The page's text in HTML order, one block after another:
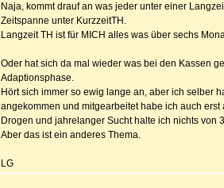
Naja, kommt drauf an was jeder unter einer
Zeitspanne unter KurzzeitTH.
Langzeit TH ist für MICH alles was über sechs
Oder hat sich da mal wieder was bei den Kassen
Adaptionsphase.
Hört sich immer so ewig lange an, aber ich selber
angekommen und mitgearbeitet habe ich auch
Drogen und jahrelanger Sucht halte ich nichts von
Aber das ist ein anderes Thema.
LG